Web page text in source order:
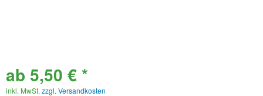
ab 5,50 € *
inkl. MwSt. zzgl. Versandkosten